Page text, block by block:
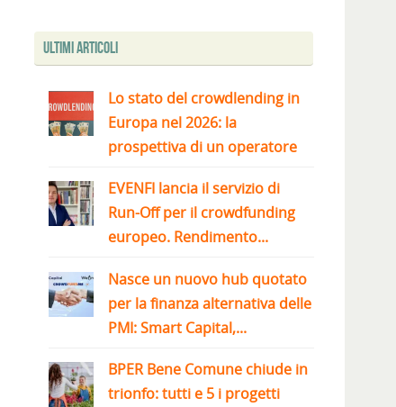
Ultimi articoli
Lo stato del crowdlending in
Europa nel 2026: la
prospettiva di un operatore
EVENFI lancia il servizio di
Run-Off per il crowdfunding
europeo. Rendimento...
Nasce un nuovo hub quotato
per la finanza alternativa delle
PMI: Smart Capital,...
BPER Bene Comune chiude in
trionfo: tutti e 5 i progetti